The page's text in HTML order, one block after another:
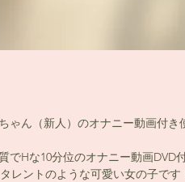
ゃん（新人）のオナニー動画付き
でHな10分位のオナニー動画DVD
レントのような可愛い女の子です